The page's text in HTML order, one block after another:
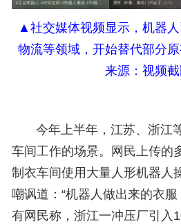
▲ 社交媒体视频显示，机器人
物流等领域，开始替代部分
来源： 视频截
今年上半年，江苏、浙江
车间工作的场景。网民上传的
制衣车间使用大量人形机器人
嘲讽道：“机器人做出来的衣
有网民称，浙江一冲压厂引入